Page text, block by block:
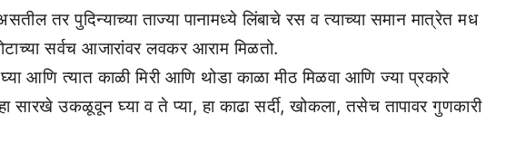
तर पुदिन्याच्या ताज्या पानामध्ये लिंबाचे रस व त्याच्या समान मात्रेत मध
सर्वच आजारांवर लवकर आराम मिळतो.
घ्या आणि त्यात काळी मिरी आणि थोडा काळा मीठ मिळवा आणि ज्या प्रकारे
सारखे उकळूवून घ्या व ते प्या, हा काढा सर्दी, खोकला, तसेच तापावर गुणकारी